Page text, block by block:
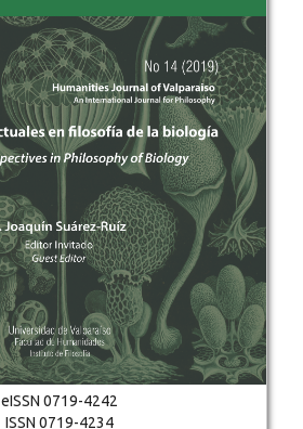
eISSN 0719-4242
ISSN 0719-4234